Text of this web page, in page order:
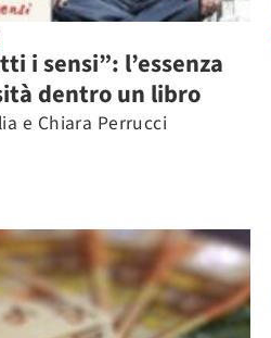
i sensi”: l’essenza
dentro un libro
e Chiara Perrucci